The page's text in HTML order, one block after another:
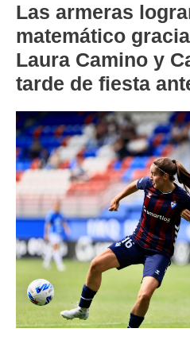
Las armeras
matemático
Laura Camino y
tarde de fiesta